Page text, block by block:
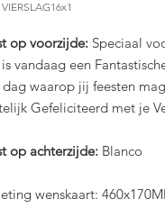
op voorzijde: Speciaal
vandaag een
dag waarop jij feesten
Gefeliciteerd met je
op achterzijde: Blanco
wenskaart: